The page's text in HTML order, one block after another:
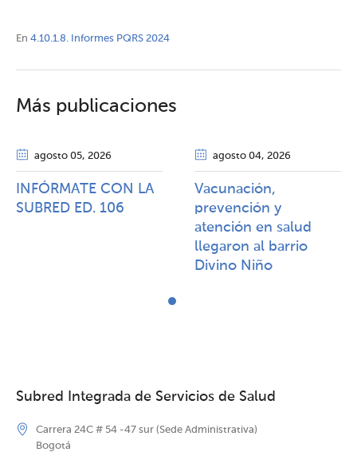
En 4.10.1.8. Informes PQRS 2024
Más publicaciones
agosto 05, 2026
INFÓRMATE CON LA
SUBRED ED. 106
agosto 04, 2026
Vacunación,
prevención y
atención en salud
llegaron al barrio
Divino Niño
Subred Integrada de Servicios de Salud
Carrera 24C # 54 -47 sur (Sede Administrativa)
Bogotá